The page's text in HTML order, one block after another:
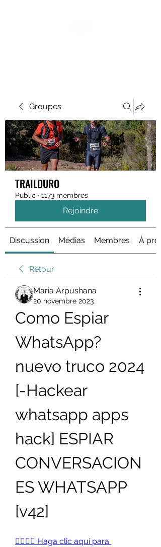
Groupes
TRAILDURO
Public · 1173 membres
Rejoindre
Discussion Médias Membres À
Retour
Maria Arpushana
20 novembre 2023
Como Espiar
WhatsApp?
nuevo truco 2024
[-Hackear
whatsapp apps
hack] ESPIAR
CONVERSACION
ES WHATSAPP
[v42]
👉🏻👉🏻 Haga clic aquí para